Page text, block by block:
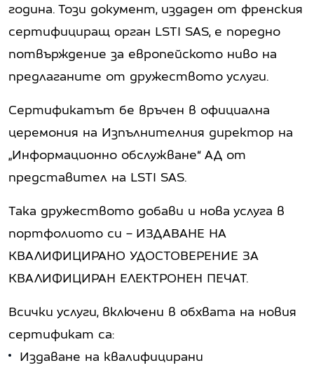
година. Този документ, издаден от френския
сертифициращ орган LSTI SAS, е поредно
потвърждение за европейското ниво на
предлаганите от дружеството услуги.
Сертификатът бе връчен в официална
церемония на Изпълнителния директор на
„Информационно обслужване“ АД от
представител на LSTI SAS.
Така дружеството добави и нова услуга в
портфолиото си – ИЗДАВАНЕ НА
КВАЛИФИЦИРАНО УДОСТОВЕРЕНИЕ ЗА
КВАЛИФИЦИРАН ЕЛЕКТРОНЕН ПЕЧАТ.
Всички услуги, включени в обхвата на новия
сертификат са:
Издаване на квалифицирани